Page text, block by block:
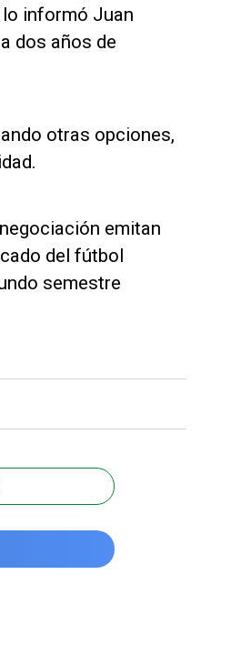
informó Juan
dos años de
otras opciones,
emitan
del fútbol
semestre